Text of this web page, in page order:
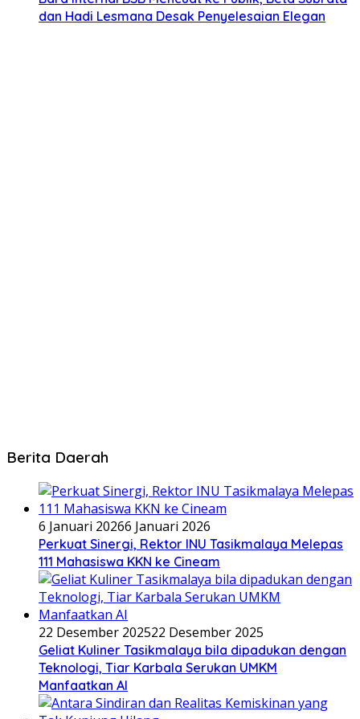
dan Hadi Lesmana Desak Penyelesaian Elegan
Berita Daerah
6 Januari 20266 Januari 2026
Perkuat Sinergi, Rektor INU Tasikmalaya Melepas
111 Mahasiswa KKN ke Cineam
22 Desember 202522 Desember 2025
Geliat Kuliner Tasikmalaya bila dipadukan dengan
Teknologi, Tiar Karbala Serukan UMKM
Manfaatkan AI